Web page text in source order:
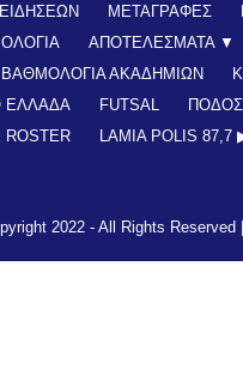
ΜΕΤΑΓΡΑΦΕΣ
ΑΠΟΤΕΛΕΣΜΑΤΑ ▼
ΒΑΘΜΟΛΟΓΙΑ ΑΚΑΔΗΜΙΩΝ
ΕΛΛΑΔΑ
FUTSAL
ROSTER
LAMIA POLIS 87,7
2022 - All Rights Reserved |